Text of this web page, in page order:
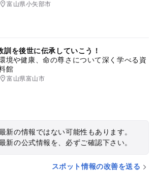
富山県小矢部市
訓を後世に伝承していこう！
境や健康、命の尊さについて深く学べる資
館
富山県富山市
新の情報ではない可能性もあります。
新の公式情報を、必ずご確認下さい。
スポット情報の改善を送る